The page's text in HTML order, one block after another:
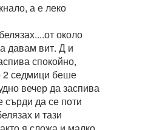
а е леко
около
давам вит. Д и
спокойно,
2 седмици беше
вечер да заспива
сърди да се поти
и тази